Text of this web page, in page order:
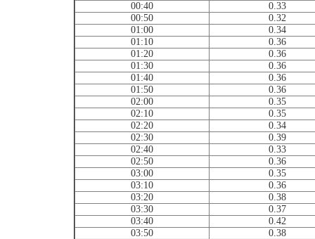
00:40
0.33
00:50
0.32
01:00
0.34
01:10
0.36
01:20
0.36
01:30
0.36
01:40
0.36
01:50
0.36
02:00
0.35
02:10
0.35
02:20
0.34
02:30
0.39
02:40
0.33
02:50
0.36
03:00
0.35
03:10
0.36
03:20
0.38
03:30
0.37
03:40
0.42
03:50
0.38